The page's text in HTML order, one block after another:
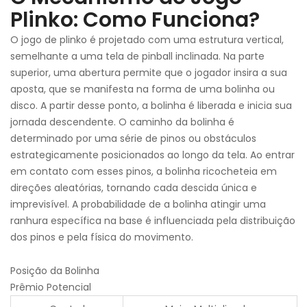
Plinko: Como Funciona?
O jogo de plinko é projetado com uma estrutura vertical,
semelhante a uma tela de pinball inclinada. Na parte
superior, uma abertura permite que o jogador insira a sua
aposta, que se manifesta na forma de uma bolinha ou
disco. A partir desse ponto, a bolinha é liberada e inicia sua
jornada descendente. O caminho da bolinha é
determinado por uma série de pinos ou obstáculos
estrategicamente posicionados ao longo da tela. Ao entrar
em contato com esses pinos, a bolinha ricocheteia em
direções aleatórias, tornando cada descida única e
imprevisível. A probabilidade de a bolinha atingir uma
ranhura específica na base é influenciada pela distribuição
dos pinos e pela física do movimento.
Posição da Bolinha
Prêmio Potencial